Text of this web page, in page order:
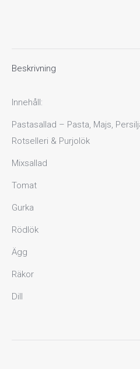
Beskrivning
Innehåll:
Pastasallad – Pasta, Majs,
Rotselleri & Purjolök
Mixsallad
Tomat
Gurka
Rödlök
Ägg
Räkor
Dill